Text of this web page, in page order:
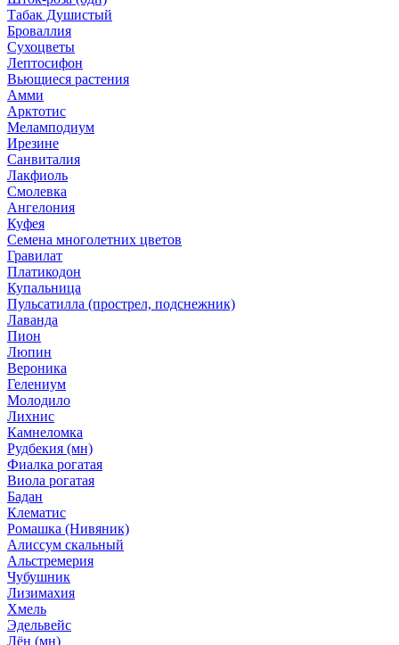
Табак Душистый
Броваллия
Сухоцветы
Лептосифон
Вьющиеся растения
Амми
Арктотис
Меламподиум
Ирезине
Санвиталия
Лакфиоль
Смолевка
Ангелония
Куфея
Семена многолетних цветов
Гравилат
Платикодон
Купальница
Пульсатилла (прострел, подснежник)
Лаванда
Пион
Люпин
Вероника
Гелениум
Молодило
Лихнис
Камнеломка
Рудбекия (мн)
Фиалка рогатая
Виола рогатая
Бадан
Клематис
Ромашка (Нивяник)
Алиссум скальный
Альстремерия
Чубушник
Лизимахия
Хмель
Эдельвейс
Лён (мн)